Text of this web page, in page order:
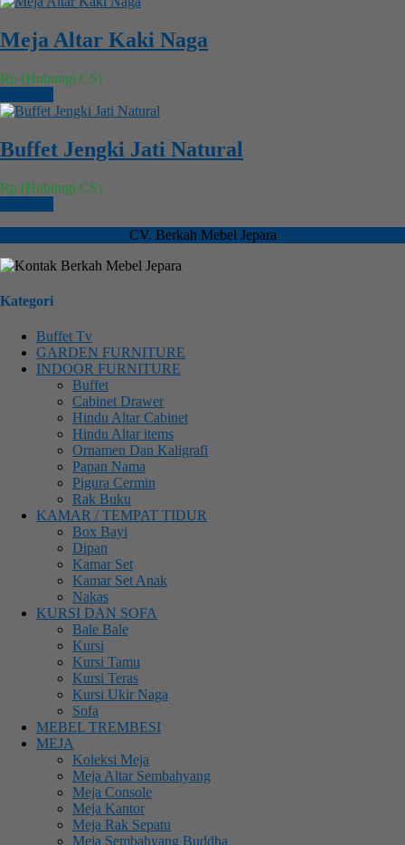
Meja Altar Kaki Naga
Rp (Hubungi CS)
Buffet Jengki Jati Natural
Rp (Hubungi CS)
CV. Berkah Mebel Jepara
Kategori
Buffet Tv
GARDEN FURNITURE
INDOOR FURNITURE
Buffet
Cabinet Drawer
Hindu Altar Cabinet
Hindu Altar items
Ornamen Dan Kaligrafi
Papan Nama
Pigura Cermin
Rak Buku
KAMAR / TEMPAT TIDUR
Box Bayi
Dipan
Kamar Set
Kamar Set Anak
Nakas
KURSI DAN SOFA
Bale Bale
Kursi
Kursi Tamu
Kursi Teras
Kursi Ukir Naga
Sofa
MEBEL TREMBESI
MEJA
Koleksi Meja
Meja Altar Sembahyang
Meja Console
Meja Kantor
Meja Rak Sepatu
Meja Sembahyang Buddha